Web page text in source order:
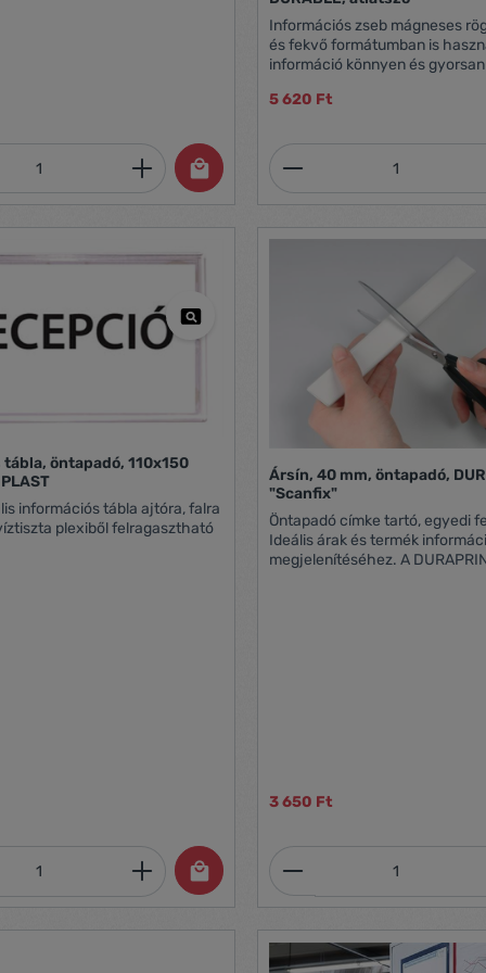
Adja meg a kívánt
Információs zseb mágneses
és fekvő formátumban is
információ könnyen és
PVC megvédi a kihelyezett
5 620 Ft
öntapadó, 110x150
tábla ajtóra, falra
plexiből felragasztható
Adja meg a kívánt
Ársín, 40 mm, öntapadó,
"Scanfix"
Öntapadó címke tartó, egyedi
Ideális árak és termék
megjelenítéséhez. A
3 650 Ft